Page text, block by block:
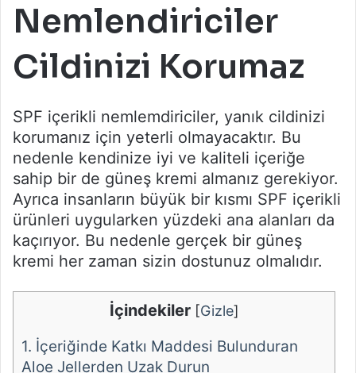
Nemlendiriciler
Cildinizi Korumaz
SPF içerikli nemlemdiriciler, yanık cildinizi
korumanız için yeterli olmayacaktır. Bu
nedenle kendinize iyi ve kaliteli içeriğe
sahip bir de güneş kremi almanız gerekiyor.
Ayrıca insanların büyük bir kısmı SPF içerikli
ürünleri uygularken yüzdeki ana alanları da
kaçırıyor. Bu nedenle gerçek bir güneş
kremi her zaman sizin dostunuz olmalıdır.
İçindekiler [Gizle]
1. İçeriğinde Katkı Maddesi Bulunduran
Aloe Jellerden Uzak Durun